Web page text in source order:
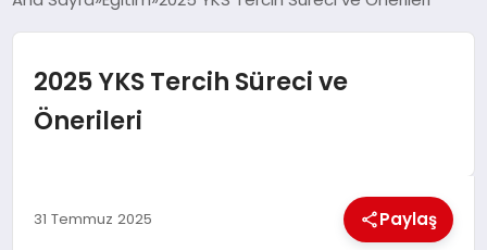
DÜNYA
2025 YKS Tercih Süreci ve
Önerileri
31 Temmuz 2025 Paylaş